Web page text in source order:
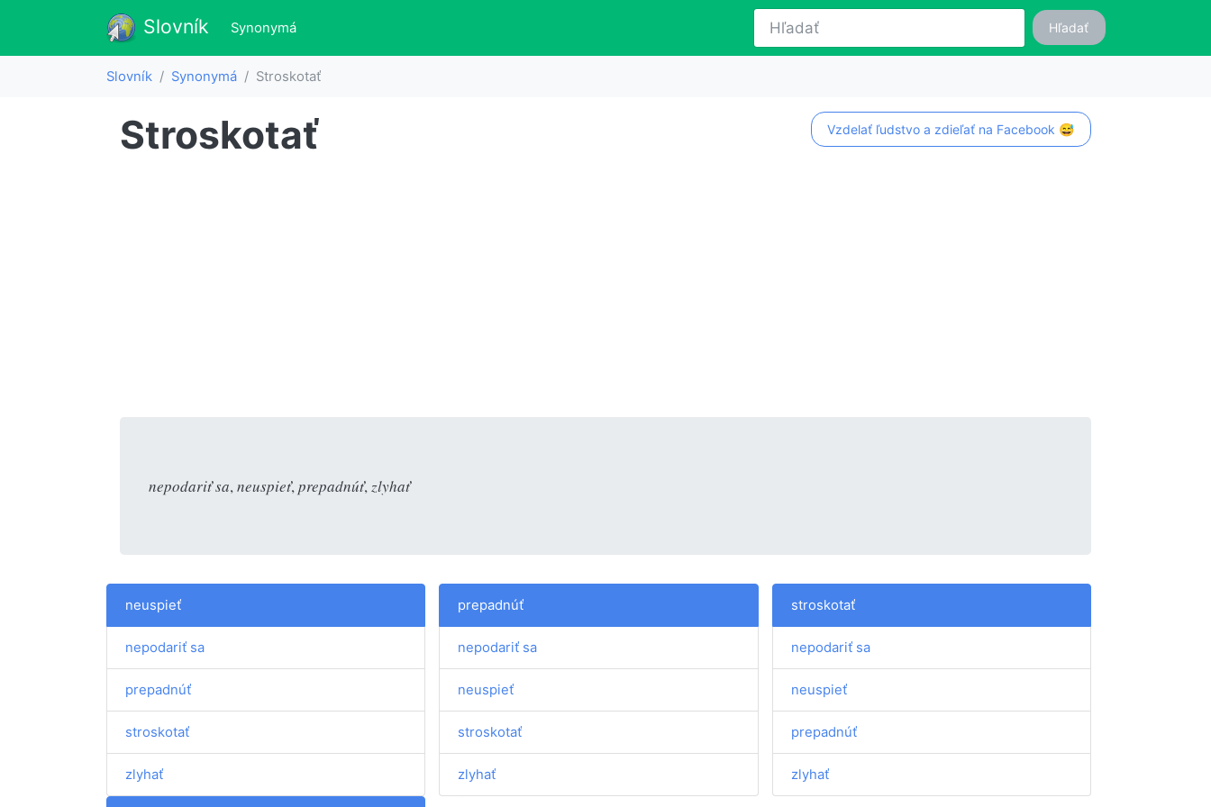
Slovník Slovník
Synonymá(aktualne) Hľadať
Slovník Synonymá Stroskotať
Vzdelať ľudstvo a zdieľať na Facebook 😅
Stroskotať
nepodariť sa, neuspieť, prepadnúť, zlyhať
neuspieť
nepodariť sa
prepadnúť
stroskotať
zlyhať
prepadnúť
nepodariť sa
neuspieť
stroskotať
zlyhať
stroskotať
nepodariť sa
neuspieť
prepadnúť
zlyhať